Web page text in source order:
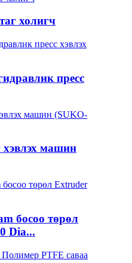
холигч
пресс
хэвлэх машин
босоо төрөл
Dia...